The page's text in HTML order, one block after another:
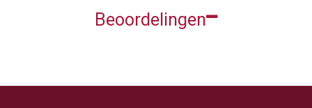
Beoordelingen